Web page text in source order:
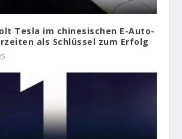
Tesla im chinesischen E-Auto-
als Schlüssel zum Erfolg